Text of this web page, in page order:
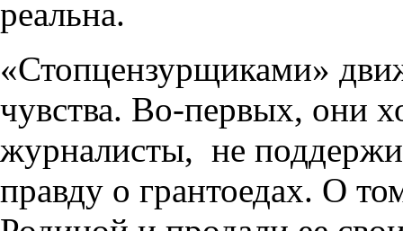
реальна.
«Стопцензурщиками»
чувства. Во-первых, они
журналисты, не
правду о грантоедах. О